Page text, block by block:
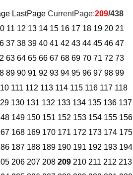
LastPage CurrentPage:209/438
11 12 13 14 15 16 17 18 19 20 21
37 38 39 40 41 42 43 44 45 46 47
63 64 65 66 67 68 69 70 71 72 73
89 90 91 92 93 94 95 96 97 98 99
111 112 113 114 115 116 117 118
130 131 132 133 134 135 136 137
149 150 151 152 153 154 155 156
168 169 170 171 172 173 174 175
187 188 189 190 191 192 193 194
206 207 208 209 210 211 212 213